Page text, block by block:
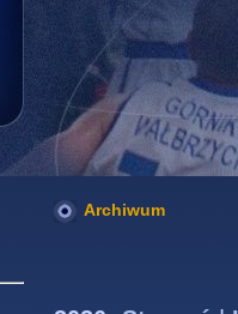
Archiwum